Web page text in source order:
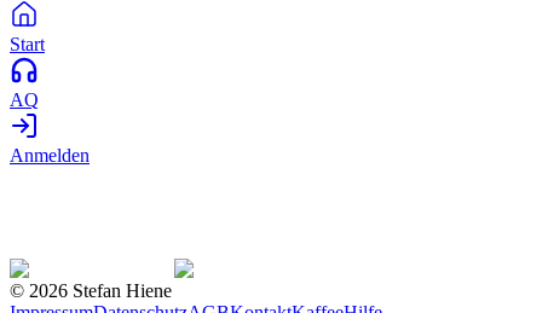
Start
AQ
Anmelden
© 2026 Stefan Hiene